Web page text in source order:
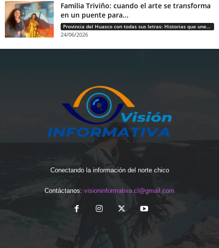
Familia Triviño: cuando el arte se transforma
en un puente para...
Provincia del Huasco con todas sus letras: Historias que unen cultura, diversidad e identidad
24/06/2026
Conectando la información del norte chico
Contáctanos: visioninformativa.cl@gmail.com